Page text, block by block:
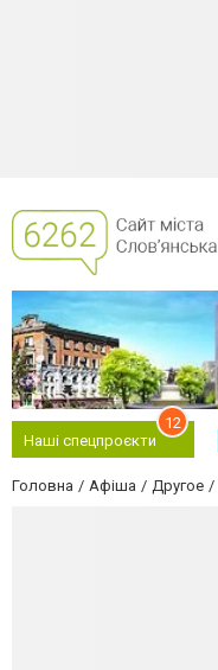
Наші спецпроєкти
12
Головна Афіша Другое